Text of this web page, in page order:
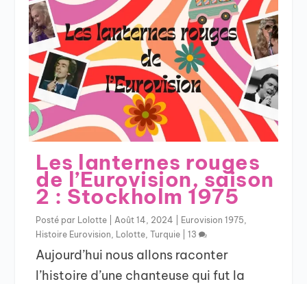
Les lanternes rouges
de l’Eurovision, saison
2 : Stockholm 1975
Posté par Lolotte Août 14, 2024 Eurovision 1975
Histoire Eurovision
Lolotte ,Turquie |13
Aujourd’hui nous allons raconter
l’histoire d’une chanteuse qui fut la